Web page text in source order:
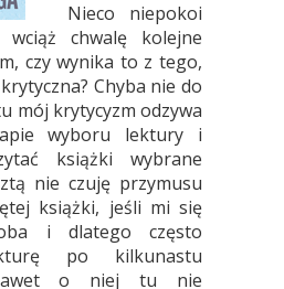
Nieco niepokoi
chwalę kolejne
czy wynika to z tego,
Chyba nie do
mój krytycyzm odzywa
wyboru lektury i
książki wybrane
nie czuję przymusu
książki, jeśli mi się
i dlatego często
po kilkunastu
o niej tu nie